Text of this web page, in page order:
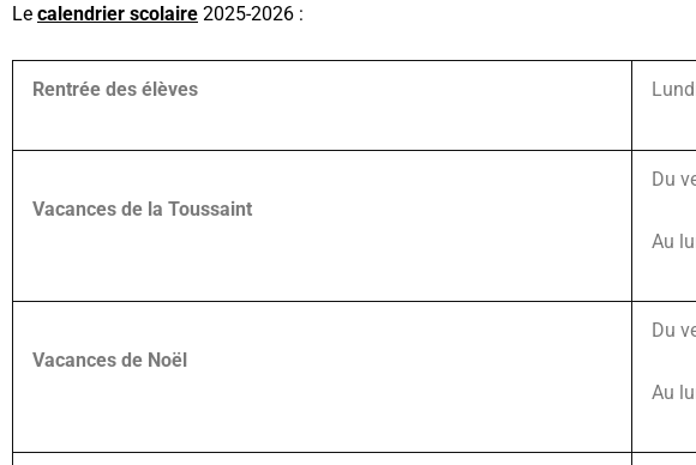
Le calendrier scolaire 2025-2026 :
Rentrée des élèves
Vacances de la Toussaint
Du
Au
Vacances de Noël
Du
Au